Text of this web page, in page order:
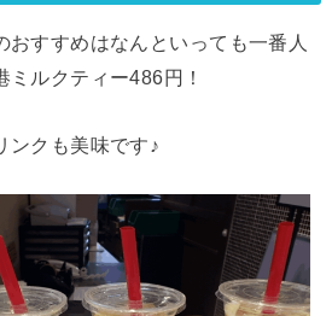
おすすめはなんといっても一番人
ルクティー486円！
ンクも美味です♪